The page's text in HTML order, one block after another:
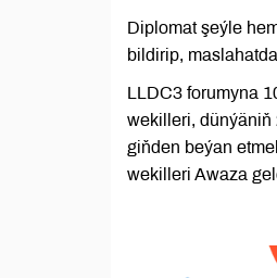
Diplomat şeýle
bildirip,
LLDC3 forumyna
wekilleri, dünýäniň
giňden beýan
wekilleri Awaza